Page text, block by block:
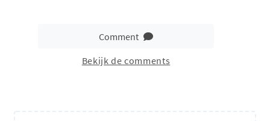
Comment
Bekijk de comments